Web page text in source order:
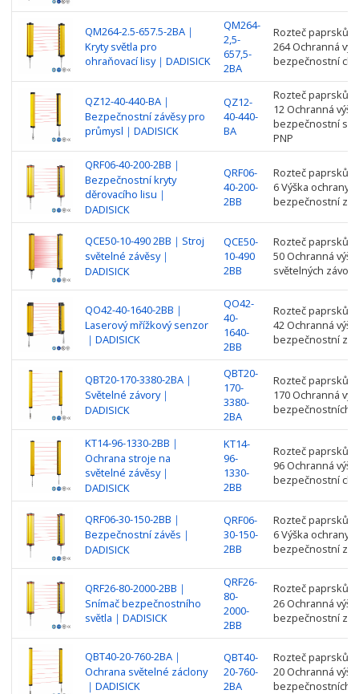
QM264-2.5-657.5-2BA｜
Kryty světla pro
ohraňovací lisy｜DADISICK
QM264-
2,5-
657,5-
2BA
Rozteč paprsků:
264 Ochranná
bezpečnostní
QZ12-40-440-BA｜
Bezpečnostní závěsy pro
průmysl｜DADISICK
QZ12-
40-440-
BA
Rozteč paprsků:
12 Ochranná
bezpečnostní
PNP
QRF06-40-200-2BB｜
Bezpečnostní kryty
děrovacího lisu｜
DADISICK
QRF06-
40-200-
2BB
Rozteč paprsků:
6 Výška ochrany:
bezpečnostní
QCE50-10-490 2BB｜Stroj
světelné závěsy｜
DADISICK
QCE50-
10-490
2BB
Rozteč paprsků:
50 Ochranná
světelných závor
QO42-40-1640-2BB｜
Laserový mřížkový senzor
｜DADISICK
QO42-
40-
1640-
2BB
Rozteč paprsků:
42 Ochranná
bezpečnostní
QBT20-170-3380-2BA｜
Světelné závory｜
DADISICK
QBT20-
170-
3380-
2BA
Rozteč paprsků:
170 Ochranná
bezpečnostních
KT14-96-1330-2BB｜
Ochrana stroje na
světelné závěsy｜
DADISICK
KT14-
96-
1330-
2BB
Rozteč paprsků:
96 Ochranná
bezpečnostní
QRF06-30-150-2BB｜
Bezpečnostní závěs｜
DADISICK
QRF06-
30-150-
2BB
Rozteč paprsků:
6 Výška ochrany:
bezpečnostní
QRF26-80-2000-2BB｜
Snímač bezpečnostního
světla｜DADISICK
QRF26-
80-
2000-
2BB
Rozteč paprsků
26 Ochranná
bezpečnostní
QBT40-20-760-2BA｜
Ochrana světelné záclony
｜DADISICK
QBT40-
20-760-
2BA
Rozteč paprsků:
20 Ochranná
bezpečnostních